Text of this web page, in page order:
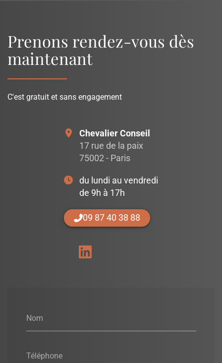
Prenons rendez-vous dès
maintenant
C'est gratuit et sans engagement
Nom
Téléphone
Chevalier Conseil
17 rue de la paix
75002 - Paris
du lundi au vendredi
de 9h à 17h
09 87 40 38 88